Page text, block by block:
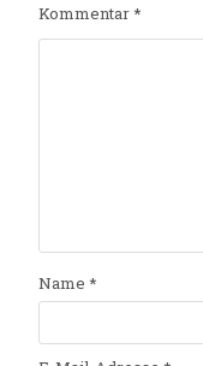
Kommentar*
Name *